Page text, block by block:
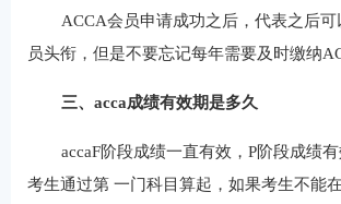
ACCA会员申请成功之后，代表之后
员头衔，但是不要忘记每年需要及时缴纳
三、acca成绩有效期是多久
accaF阶段成绩一直有效，P阶段成绩
考生通过第 一门科目算起，如果考生不能